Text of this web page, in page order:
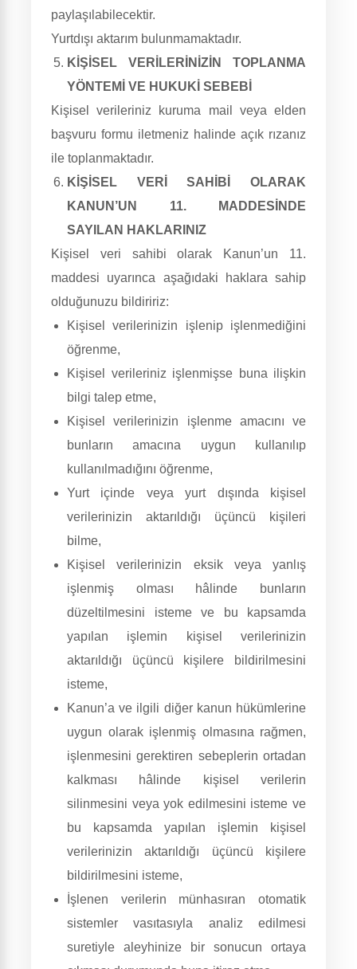
paylaşılabilecektir.
Yurtdışı aktarım bulunmamaktadır.
KİŞİSEL VERİLERİNİZİN TOPLANMA
YÖNTEMİ VE HUKUKİ SEBEBİ
Kişisel verileriniz kuruma mail veya elden
başvuru formu iletmeniz halinde açık rızanız
ile toplanmaktadır.
KİŞİSEL VERİ SAHİBİ OLARAK
KANUN’UN 11. MADDESİNDE
SAYILAN HAKLARINIZ
Kişisel veri sahibi olarak Kanun’un 11.
maddesi uyarınca aşağıdaki haklara sahip
olduğunuzu bildiririz:
Kişisel verilerinizin işlenip işlenmediğini
öğrenme,
Kişisel verileriniz işlenmişse buna ilişkin
bilgi talep etme,
Kişisel verilerinizin işlenme amacını ve
bunların amacına uygun kullanılıp
kullanılmadığını öğrenme,
Yurt içinde veya yurt dışında kişisel
verilerinizin aktarıldığı üçüncü kişileri
bilme,
Kişisel verilerinizin eksik veya yanlış
işlenmiş olması hâlinde bunların
düzeltilmesini isteme ve bu kapsamda
yapılan işlemin kişisel verilerinizin
aktarıldığı üçüncü kişilere bildirilmesini
isteme,
Kanun’a ve ilgili diğer kanun hükümlerine
uygun olarak işlenmiş olmasına rağmen,
işlenmesini gerektiren sebeplerin ortadan
kalkması hâlinde kişisel verilerin
silinmesini veya yok edilmesini isteme ve
bu kapsamda yapılan işlemin kişisel
verilerinizin aktarıldığı üçüncü kişilere
bildirilmesini isteme,
İşlenen verilerin münhasıran otomatik
sistemler vasıtasıyla analiz edilmesi
suretiyle aleyhinize bir sonucun ortaya